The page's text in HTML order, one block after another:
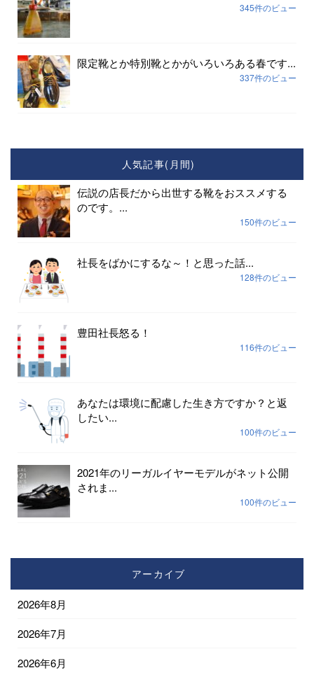
345件のビュー
限定靴とか特別靴とかがいろいろある春です...
337件のビュー
人気記事(月間)
伝説の店長だから出世する靴をおススメする
のです。...
150件のビュー
社長をばかにするな～！と思った話...
128件のビュー
豊田社長怒る！
116件のビュー
あなたは環境に配慮した生き方ですか？と返
したい...
100件のビュー
2021年のリーガルイヤーモデルがネット公開
されま...
100件のビュー
アーカイブ
2026年8月
2026年7月
2026年6月